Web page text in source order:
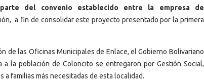
del convenio establecido entre la empresa de
a fin de consolidar este proyecto presentado por la primera
de las Oficinas Municipales de Enlace, el Gobierno Bolivariano
la población de Coloncito se entregaron por Gestión Social,
a familias más necesitadas de esta localidad.